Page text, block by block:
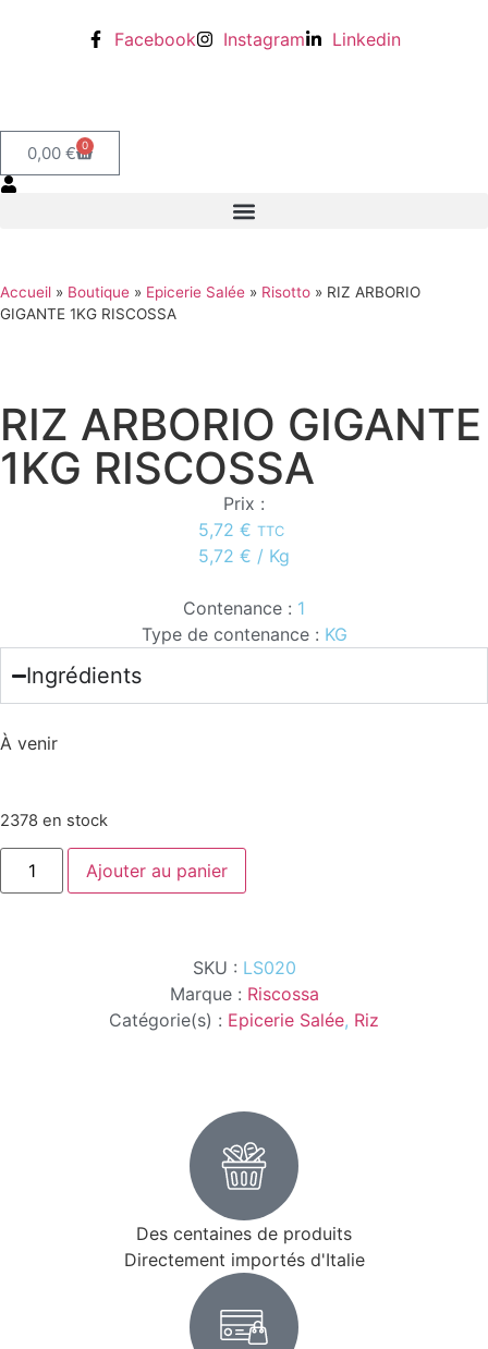
Facebook Instagram Linkedin
0,00 € 0
Accueil » Boutique » Epicerie Salée » Risotto » RIZ ARBORIO
GIGANTE 1KG RISCOSSA
RIZ ARBORIO GIGANTE
1KG RISCOSSA
Prix :
5,72 € TTC
5,72 € / Kg
Contenance : 1
Type de contenance : KG
Ingrédients
À venir
2378 en stock
Ajouter au panier
SKU : LS020
Marque : Riscossa
Catégorie(s) : Epicerie Salée, Riz
Des centaines de produits
Directement importés d'Italie